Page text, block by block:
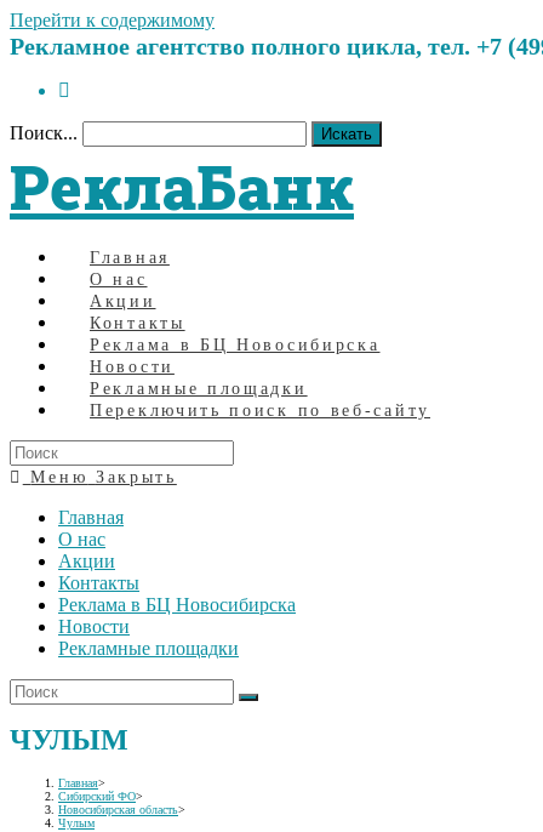
Перейти к содержимому
Рекламное агентство полного цикла, тел. +7
Поиск... Искать
РеклаБанк
Главная
О нас
Акции
Контакты
Реклама в БЦ Новосибирска
Новости
Рекламные площадки
Переключить поиск по веб-сайту
Меню Закрыть
Главная
О нас
Акции
Контакты
Реклама в БЦ Новосибирска
Новости
Рекламные площадки
ЧУЛЫМ
Главная>
Сибирский ФО>
Новосибирская область>
Чулым